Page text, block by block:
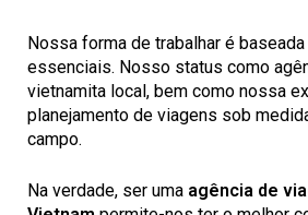
Nossa forma de trabalhar é
essenciais. Nosso status como
vietnamita local, bem como nossa
planejamento de viagens sob
campo.
Na verdade, ser uma agência de